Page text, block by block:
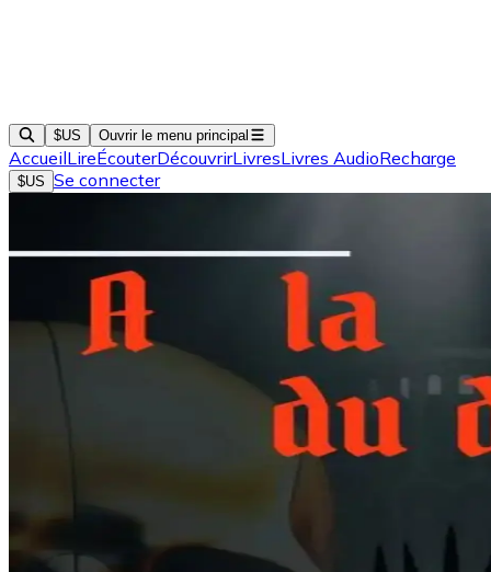
$US Ouvrir le menu principal
AccueilLireÉcouterDécouvrirLivresLivres AudioRecharge
$US Se connecter